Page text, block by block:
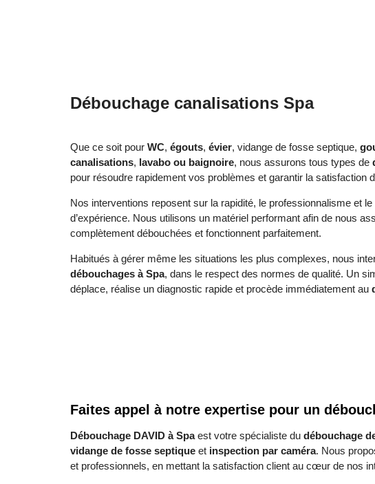
Débouchage canalisations Spa
Que ce soit pour WC, égouts, évier, vidange de fosse septique,
canalisations, lavabo ou baignoire, nous assurons tous types de
pour résoudre rapidement vos problèmes et garantir la satisfaction
Nos interventions reposent sur la rapidité, le professionnalisme et
d’expérience. Nous utilisons un matériel performant afin de nous
complètement débouchées et fonctionnent parfaitement.
Habitués à gérer même les situations les plus complexes, nous
débouchages à Spa, dans le respect des normes de qualité. Un
déplace, réalise un diagnostic rapide et procède immédiatement au
Faites appel à notre expertise pour un
Débouchage DAVID à Spaest votre spécialiste du débouchage
vidange de fosse septique et inspection par caméra. Nous
et professionnels, en mettant la satisfaction client au cœur de nos